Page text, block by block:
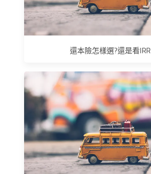
還本險怎樣選?還是看IRR